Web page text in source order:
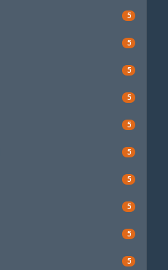
5
5
5
5
5
5
5
5
5
5